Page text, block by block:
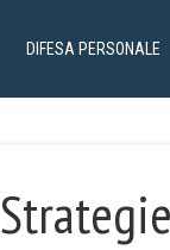
DIFESA PERSONALE